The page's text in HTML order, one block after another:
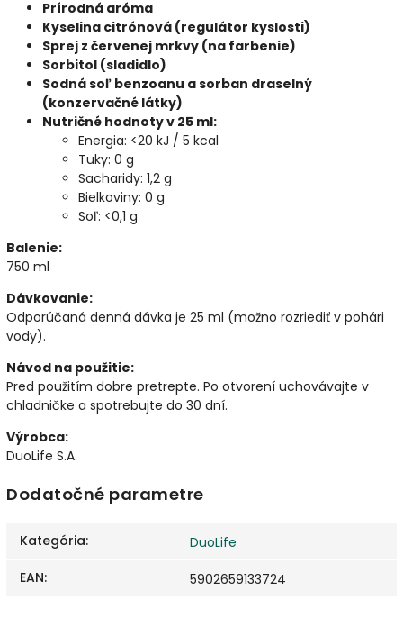
Prírodná aróma
Kyselina citrónová (regulátor kyslosti)
Sprej z červenej mrkvy (na farbenie)
Sorbitol (sladidlo)
Sodná soľ benzoanu a sorban draselný
(konzervačné látky)
Nutričné hodnoty v 25 ml:
Energia: <20 kJ / 5 kcal
Tuky: 0 g
Sacharidy: 1,2 g
Bielkoviny: 0 g
Soľ: <0,1 g
Balenie:
750 ml
Dávkovanie:
Odporúčaná denná dávka je 25 ml (možno rozriediť v pohári
vody).
Návod na použitie:
Pred použitím dobre pretrepte. Po otvorení uchovávajte v
chladničke a spotrebujte do 30 dní.
Výrobca:
DuoLife S.A.
Dodatočné parametre
Kategória:
DuoLife
EAN: 5902659133724